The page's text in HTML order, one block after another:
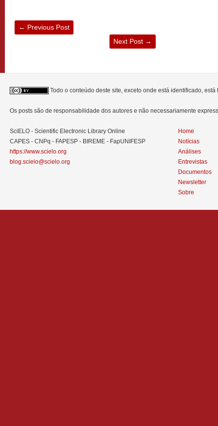
← Previous Post
Next Post →
Todo o conteúdo deste site, exceto onde está identificado,
Os posts são de responsabilidade dos autores e não necessariamente
SciELO - Scientific Electronic Library Online
CAPES - CNPq - FAPESP - BIREME - FapUNIFESP
https://www.scielo.org
blog.scielo@scielo.org
Home
Notícias
Análises
Entrevistas
Documentos
Newsletter
Sobre